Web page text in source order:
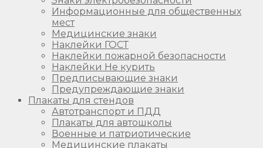
Информационные для общественных
мест
Медицинские знаки
Наклейки ГОСТ
Наклейки пожарной безопасности
Наклейки Не курить
Предписывающие знаки
Предупреждающие знаки
Плакаты для стендов
Автотранспорт и ПДД
Плакаты для автошколы
Военные и патриотические
Медицинские плакаты